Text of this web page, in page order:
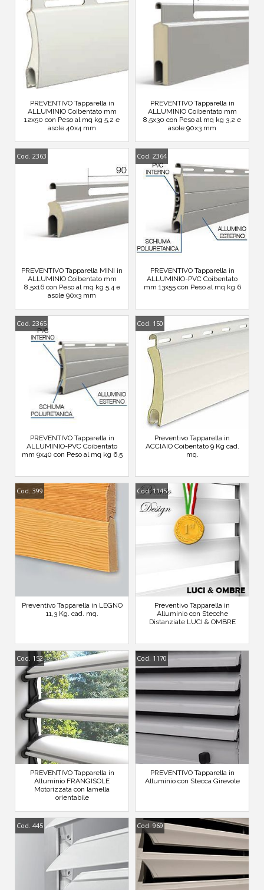
PREVENTIVO Tapparella in
ALLUMINIO Coibentato mm
12x50 con Peso al mq kg 5,2 e
asole 40x4 mm
PREVENTIVO Tapparella in
ALLUMINIO Coibentato mm
8,5x30 con Peso al mq kg 3,2 e
asole 90x3 mm
Cod. 2363
PREVENTIVO Tapparella MINI in
ALLUMINIO Coibentato mm
8,5x16 con Peso al mq kg 5,4 e
asole 90x3 mm
Cod. 2364
PREVENTIVO Tapparella in
ALLUMINIO-PVC Coibentato
mm 13x55 con Peso al mq kg 6
Cod. 2365
PREVENTIVO Tapparella in
ALLUMINIO-PVC Coibentato
mm 9x40 con Peso al mq kg 6,5
Cod. 150
Preventivo Tapparella in
ACCIAIO Coibentato 9 Kg cad.
mq.
Cod. 399
Preventivo Tapparella in LEGNO
11,3 Kg. cad. mq.
Cod. 1145
Preventivo Tapparella in
Alluminio con Stecche
Distanziate LUCI & OMBRE
Cod. 152
PREVENTIVO Tapparella in
Alluminio FRANGISOLE
Motorizzata con lamella
orientabile
Cod. 1170
PREVENTIVO Tapparella in
Alluminio con Stecca Girevole
Cod. 445 Cod. 969